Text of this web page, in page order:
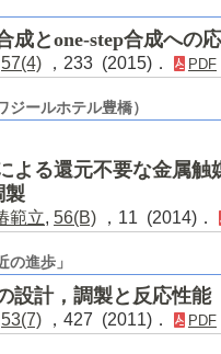
成とone-step合成への
57(4) ，233 (2015)． PDF
ールホテル豊橋）
よる還元不要な金属
製
範立, 56(B) ，11 (2014)．
進歩」
設計，調製と反応性能
53(7) ，427 (2011)． PDF